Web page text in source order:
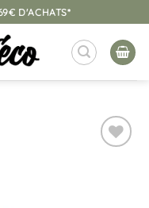
D'ACHATS*